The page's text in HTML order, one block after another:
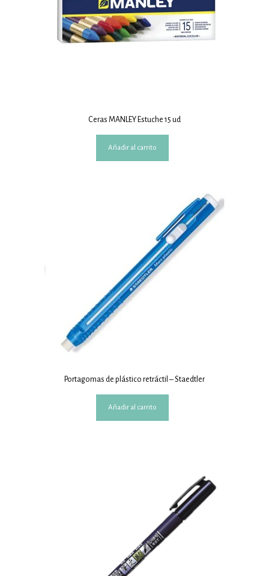
Ceras MANLEY Estuche 15 ud
Añadir al carrito
Portagomas de plástico retráctil – Staedtler
Añadir al carrito